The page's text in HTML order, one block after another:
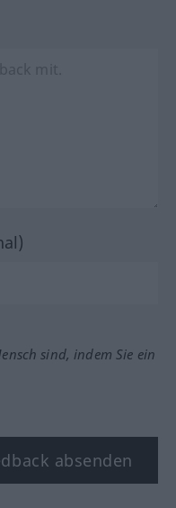
sind, indem Sie ein
absenden